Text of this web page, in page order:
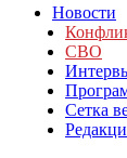
Новости
СВО
Сетка